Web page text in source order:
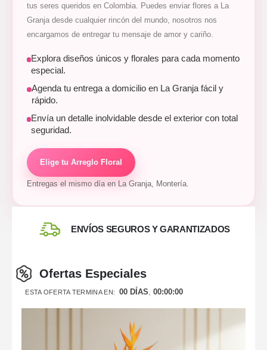
tus seres queridos en Colombia. Puedes enviar flores a La
Granja desde cualquier rincón del mundo, nosotros nos
encargamos de entregar tu mensaje de amor y cariño.
Explora diseños únicos y florales para cada momento
especial.
Agenda tu entrega a domicilio en La Granja fácil y
rápido.
Envía un detalle inolvidable desde el exterior con total
seguridad.
Elige tu Arreglo Floral
Entregas el mismo día en La Granja, Montería.
ENVÍOS SEGUROS Y GARANTIZADOS
Ofertas Especiales
ESTA OFERTA TERMINA EN: 00 DÍAS 00:00:00